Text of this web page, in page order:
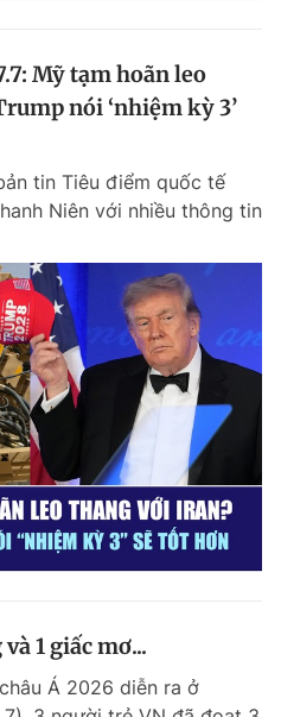
Mỹ tạm hoãn leo
nói ‘nhiệm kỳ 3’
tin Tiêu điểm quốc tế
Niên với nhiều thông tin
1 giấc mơ...
Á 2026 diễn ra ở